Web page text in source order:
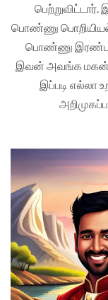
பொண்ணு பொறியியல்
பொண்ணு
இவன் அவங்க மகன்.
இப்படி எல்லா